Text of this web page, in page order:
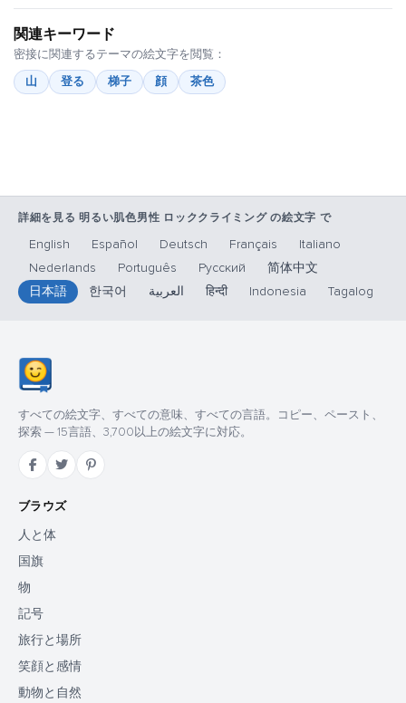
関連キーワード
密接に関連するテーマの絵文字を閲覧：
山
登る 梯子 顔 茶色
詳細を見る 明るい肌色男性 ロッククライミング の絵文字 で
English Español Deutsch Français
Italiano
Nederlands
Português Русский
简体中文
日本語
한국어 العربية हिन्दी Indonesia Tagalog
すべての絵文字、すべての意味、すべての言語。コピー、ペースト、
探索 — 15言語、3,700以上の絵文字に対応。
ブラウズ
人と体
国旗
物
記号
旅行と場所
笑顔と感情
動物と自然